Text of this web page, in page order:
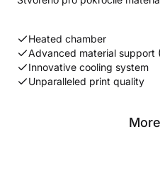
Heated chamber
Advanced material support
Innovative cooling system
Unparalleled print quality